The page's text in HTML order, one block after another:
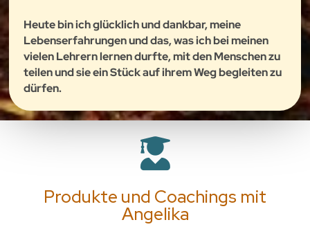
Heute bin ich glücklich und dankbar, meine
Lebenserfahrungen und das, was ich bei meinen
vielen Lehrern lernen durfte, mit den Menschen zu
teilen und sie ein Stück auf ihrem Weg begleiten zu
dürfen.
Produkte und Coachings mit
Angelika